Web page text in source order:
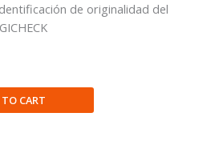
de originalidad del
CART